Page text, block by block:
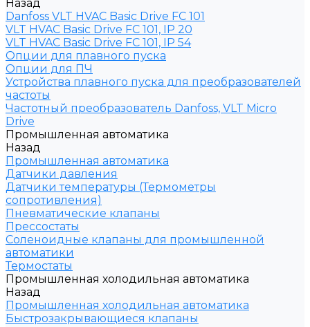
Назад
Danfoss VLT HVAC Basic Drive FC 101
VLT HVAC Basic Drive FC 101, IP 20
VLT HVAC Basic Drive FC 101, IP 54
Опции для плавного пуска
Опции для ПЧ
Устройства плавного пуска для преобразователей
частоты
Частотный преобразователь Danfoss, VLT Micro
Drive
Промышленная автоматика
Назад
Промышленная автоматика
Датчики давления
Датчики температуры (Термометры
сопротивления)
Пневматические клапаны
Прессостаты
Соленоидные клапаны для промышленной
автоматики
Термостаты
Промышленная холодильная автоматика
Назад
Промышленная холодильная автоматика
Быстрозакрывающиеся клапаны